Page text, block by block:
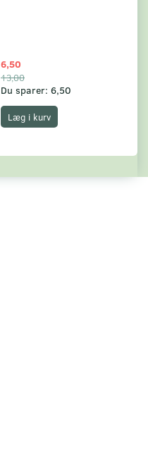
6,50
13,00
Du sparer: 6,50
Læg i kurv